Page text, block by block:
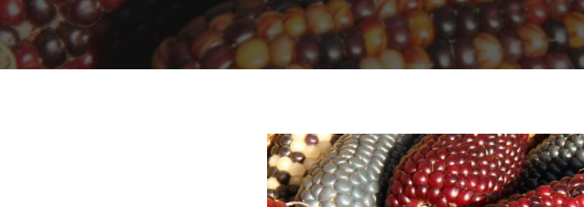
Presiona "ENTER" para buscar o "ESC" para cerrar